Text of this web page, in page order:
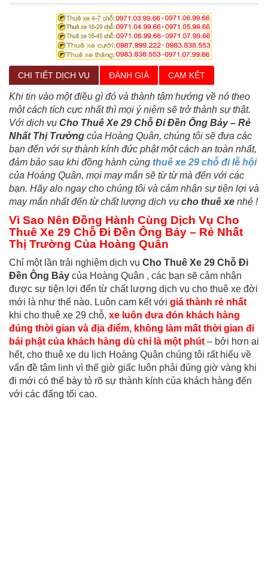
CHI TIẾT DỊCH VỤ ĐÁNH GIÁ CAM KẾT
Khi tin vào một điều gì đó và thành tâm hướng về nó theo
một cách tích cực nhất thì mọi ý niệm sẽ trở thành sự thật.
Với dịch vụ Cho Thuê Xe 29 Chỗ Đi Đền Ông Bảy – Rẻ
Nhất Thị Trường của Hoàng Quân, chúng tôi sẽ đưa các
bạn đến với sự thành kính đức phật một cách an toàn nhất,
đảm bảo sau khi đồng hành cùng thuê xe 29 chỗ đi lễ hội
của Hoàng Quân, mọi may mắn sẽ từ từ mà đến với các
bạn. Hãy alo ngay cho chúng tôi và cảm nhận sự tiện lợi và
may mắn nhất đến từ chất lượng dịch vụ cho thuê xe nhé !
Vì Sao Nên Đồng Hành Cùng Dịch Vụ Cho
Thuê Xe 29 Chỗ Đi Đền Ông Bảy – Rẻ Nhất
Thị Trường Của Hoàng Quân
Chỉ một lần trải nghiệm dịch vụ Cho Thuê Xe 29 Chỗ Đi
Đền Ông Bảy của Hoàng Quân , các bạn sẽ cảm nhận
được sự tiện lợi đến từ chất lượng dịch vụ cho thuê xe đời
mới là như thế nào. Luôn cam kết với giá thành rẻ nhất
khi cho thuê xe 29 chỗ, xe luôn đưa đón khách hàng
đúng thời gian và địa điểm, không làm mất thời gian đi
bái phật của khách hàng dù chỉ là một phút – bởi hơn ai
hết, cho thuê xe du lịch Hoàng Quân chúng tôi rất hiểu về
vấn đề tâm linh vì thế giờ giấc luôn phải đúng giờ vàng khi
đi mới có thể bày tỏ rõ sự thành kính của khách hàng đến
với các đấng tối cao.